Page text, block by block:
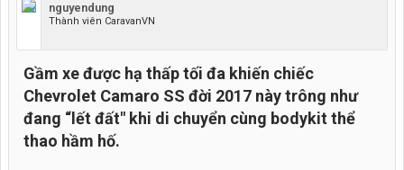
nguyendung
Thành viên CaravanVN
Gầm xe được hạ thấp tối đa khiến chiếc
Chevrolet Camaro SS đời 2017 này trông như
đang “lết đất" khi di chuyển cùng bodykit thể
thao hầm hố.